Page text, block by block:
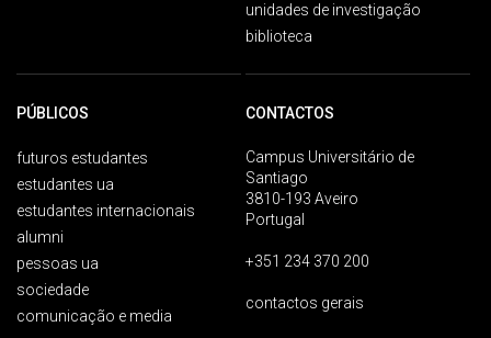
unidades de investigação
biblioteca
PÚBLICOS
futuros estudantes
estudantes ua
estudantes internacionais
alumni
pessoas ua
sociedade
comunicação e media
CONTACTOS
Campus Universitário de
Santiago
3810-193 Aveiro
Portugal
+351 234 370 200
contactos gerais